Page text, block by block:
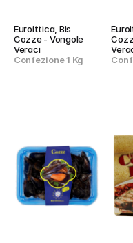
Euroittica, Bis
Cozze - Vongole
Veraci
Confezione 1 Kg